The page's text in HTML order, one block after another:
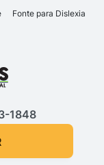
e links
Fonte para Dislexia
principal
1848